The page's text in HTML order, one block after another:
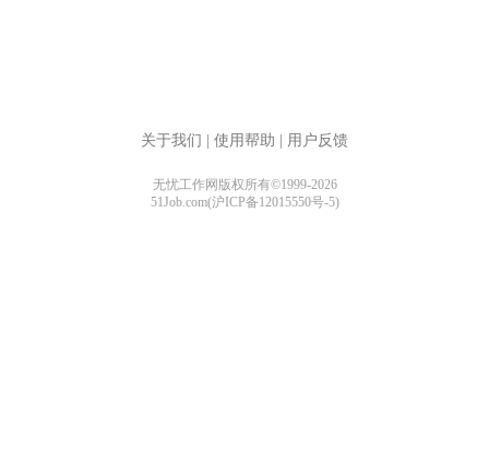
关于我们 使用帮助 用户反馈
无忧工作网版权所有©1999-2026
51Job.com(沪ICP备12015550号-5)